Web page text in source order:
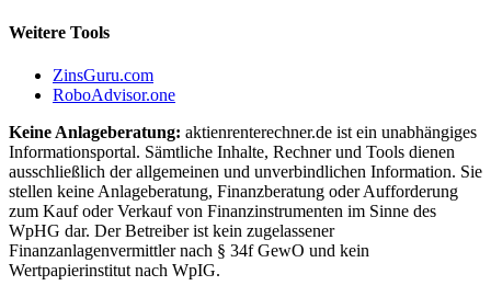
Weitere Tools
ZinsGuru.com
RoboAdvisor.one
Keine Anlageberatung: aktienrenterechner.de ist ein unabhängiges
Informationsportal. Sämtliche Inhalte, Rechner und Tools dienen
ausschließlich der allgemeinen und unverbindlichen Information. Sie
stellen keine Anlageberatung, Finanzberatung oder Aufforderung
zum Kauf oder Verkauf von Finanzinstrumenten im Sinne des
WpHG dar. Der Betreiber ist kein zugelassener
Finanzanlagenvermittler nach § 34f GewO und kein
Wertpapierinstitut nach WpIG.